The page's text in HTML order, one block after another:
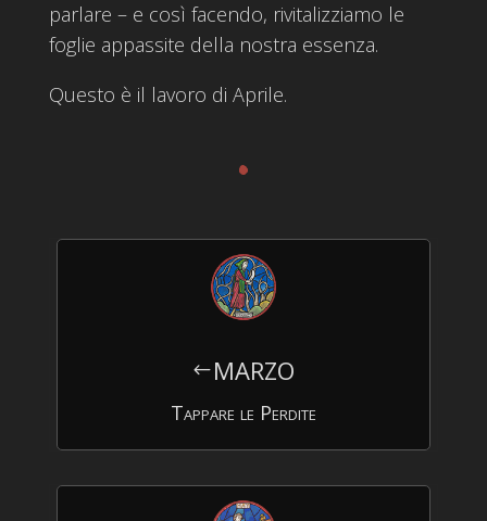
parlare – e così facendo, rivitalizziamo le
foglie appassite della nostra essenza.
Questo è il lavoro di Aprile.
.
# MARZO
Tappare le Perdite